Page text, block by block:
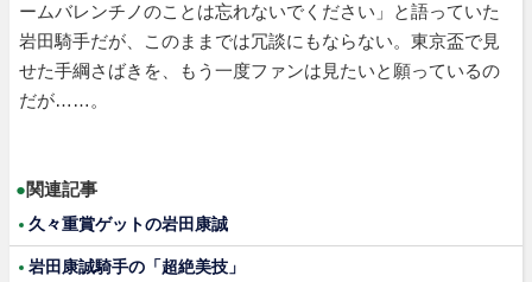
ームバレンチノのことは忘れないでください」と語っていた
岩田騎手だが、このままでは冗談にもならない。東京盃で見
せた手綱さばきを、もう一度ファンは見たいと願っているの
だが……。
●関連記事
久々重賞ゲットの岩田康誠
岩田康誠騎手の「超絶美技」